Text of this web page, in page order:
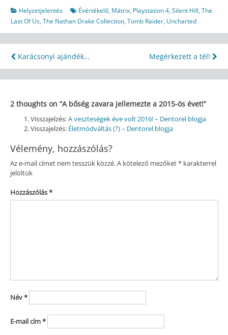
Helyzetjelentés Évértékelő, Mátrix, Playstation 4,Silent Hill,The
Last Of Us,The Nathan Drake Collection,Tomb Raider, Uncharted
Bejegyzés
navigáció
Karácsonyi ajándék… Megérkezett a tél!
2 thoughts on “A bőség zavara jellemezte a 2015-ös évet!”
Visszajelzés:A veszteségek éve volt 2016! – Dentorel blogja
Visszajelzés: Életmódváltás (?) – Dentorel blogja
Vélemény, hozzászólás?
Az e-mail címet nem tesszük közzé.A kötelező mezőket*karakterrel
jelöltük
Hozzászólás*
Név*
E-mail cím*